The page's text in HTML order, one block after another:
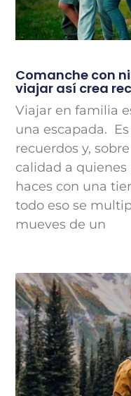
Comanche con
viajar así crea
Viajar en familia
una escapada.
recuerdos y,
calidad a
haces con una
todo eso se
mueves de un